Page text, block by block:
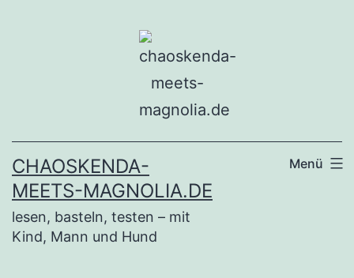
CHAOSKENDA-
MEETS-MAGNOLIA.DE
lesen, basteln, testen – mit
Kind, Mann und Hund
Menü